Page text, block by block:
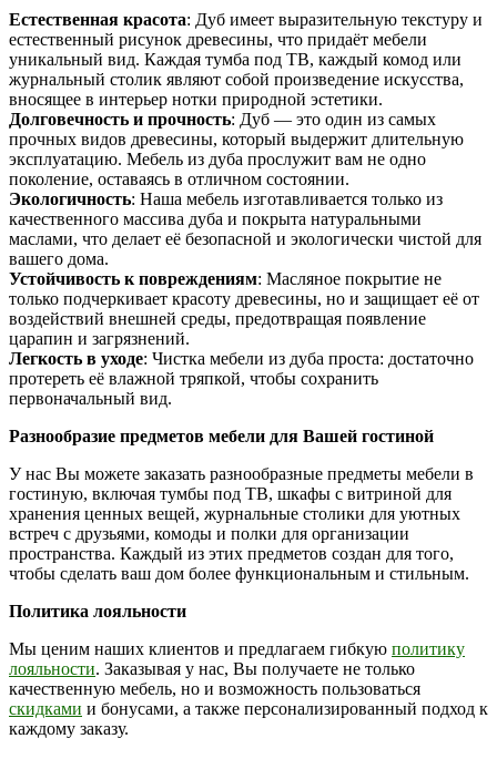
Естественная красота: Дуб имеет выразительную текстуру и
естественный рисунок древесины, что придаёт мебели
уникальный вид. Каждая тумба под ТВ, каждый комод или
журнальный столик являют собой произведение искусства,
вносящее в интерьер нотки природной эстетики.
Долговечность и прочность: Дуб — это один из самых
прочных видов древесины, который выдержит длительную
эксплуатацию. Мебель из дуба прослужит вам не одно
поколение, оставаясь в отличном состоянии.
Экологичность: Наша мебель изготавливается только из
качественного массива дуба и покрыта натуральными
маслами, что делает её безопасной и экологически чистой для
вашего дома.
Устойчивость к повреждениям: Масляное покрытие не
только подчеркивает красоту древесины, но и защищает её от
воздействий внешней среды, предотвращая появление
царапин и загрязнений.
Легкость в уходе: Чистка мебели из дуба проста: достаточно
протереть её влажной тряпкой, чтобы сохранить
первоначальный вид.
Разнообразие предметов мебели для Вашей гостиной
У нас Вы можете заказать разнообразные предметы мебели в
гостиную, включая тумбы под ТВ, шкафы с витриной для
хранения ценных вещей, журнальные столики для уютных
встреч с друзьями, комоды и полки для организации
пространства. Каждый из этих предметов создан для того,
чтобы сделать ваш дом более функциональным и стильным.
Политика лояльности
Мы ценим наших клиентов и предлагаем гибкую политику
лояльности. Заказывая у нас, Вы получаете не только
качественную мебель, но и возможность пользоваться
скидками и бонусами, а также персонализированный подход к
каждому заказу.